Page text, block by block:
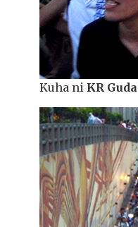
Kuha ni KR Guda